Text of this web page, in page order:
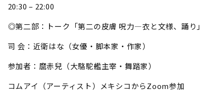
20:30 – 22:00
◎第二部：トーク「第二の皮膚 呪力―衣と文様、踊り」
司 会：近衛はな（女優・脚本家・作家）
参加者：麿赤兒（大駱駝艦主宰・舞踏家）
コムアイ（アーティスト）メキシコからZoom参加